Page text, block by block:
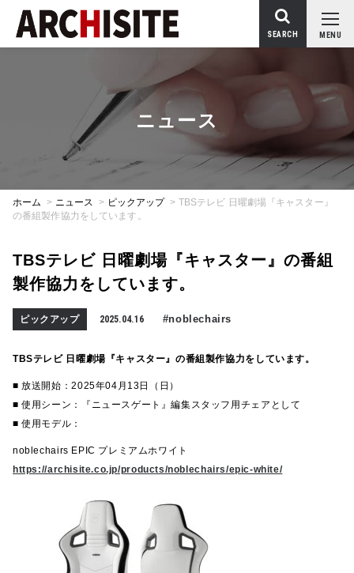
MENU
SEARCH
ニュース
ホーム > ニュース > ピックアップ > TBSテレビ 日曜劇場『キャスター』
の番組製作協力をしています。
TBSテレビ 日曜劇場『キャスター』の番組
製作協力をしています。
ピックアップ 2025.04.16 #noblechairs
TBSテレビ 日曜劇場『キャスター』の番組製作協力をしています。
■ 放送開始：2025年04月13日（日）
■ 使用シーン：『ニュースゲート』編集スタッフ用チェアとして
■ 使用モデル：
noblechairs EPIC プレミアムホワイト
https://archisite.co.jp/products/noblechairs/epic-white/